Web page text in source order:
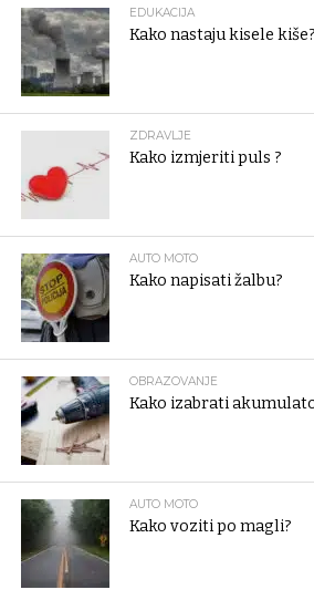
EDUKACIJA
Kako nastaju kisele kiše?
ZDRAVLJE
Kako izmjeriti puls ?
AUTO MOTO
Kako napisati žalbu?
OBRAZOVANJE
Kako izabrati
AUTO MOTO
Kako voziti po magli?